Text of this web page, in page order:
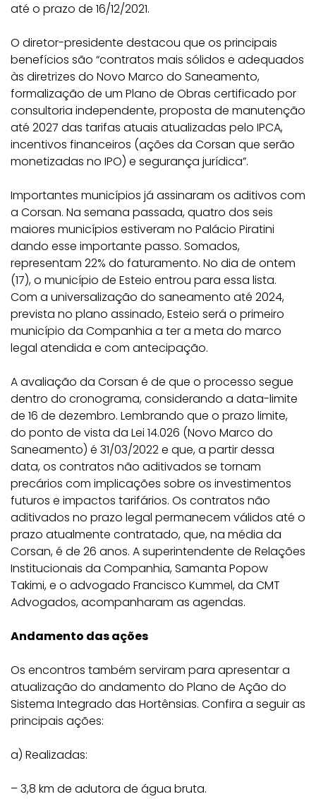
até o prazo de 16/12/2021.
O diretor-presidente destacou que os principais
benefícios são “contratos mais sólidos e adequados
às diretrizes do Novo Marco do Saneamento,
formalização de um Plano de Obras certificado por
consultoria independente, proposta de manutenção
até 2027 das tarifas atuais atualizadas pelo IPCA,
incentivos financeiros (ações da Corsan que serão
monetizadas no IPO) e segurança jurídica”.
Importantes municípios já assinaram os aditivos com
a Corsan. Na semana passada, quatro dos seis
maiores municípios estiveram no Palácio Piratini
dando esse importante passo. Somados,
representam 22% do faturamento. No dia de ontem
(17), o município de Esteio entrou para essa lista.
Com a universalização do saneamento até 2024,
prevista no plano assinado, Esteio será o primeiro
município da Companhia a ter a meta do marco
legal atendida e com antecipação.
A avaliação da Corsan é de que o processo segue
dentro do cronograma, considerando a data-limite
de 16 de dezembro. Lembrando que o prazo limite,
do ponto de vista da Lei 14.026 (Novo Marco do
Saneamento) é 31/03/2022 e que, a partir dessa
data, os contratos não aditivados se tornam
precários com implicações sobre os investimentos
futuros e impactos tarifários. Os contratos não
aditivados no prazo legal permanecem válidos até o
prazo atualmente contratado, que, na média da
Corsan, é de 26 anos. A superintendente de Relações
Institucionais da Companhia, Samanta Popow
Takimi, e o advogado Francisco Kummel, da CMT
Advogados, acompanharam as agendas.
Andamento das ações
Os encontros também serviram para apresentar a
atualização do andamento do Plano de Ação do
Sistema Integrado das Hortênsias. Confira a seguir as
principais ações:
a) Realizadas:
– 3,8 km de adutora de água bruta.